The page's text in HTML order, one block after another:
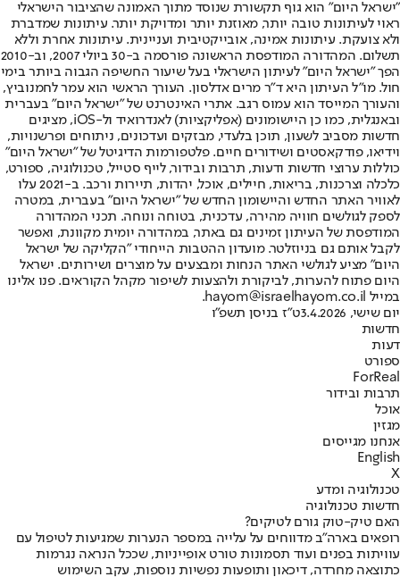
"ישראל היום" הוא גוף תקשורת שנוסד מתוך האמונה שהציבור הישראלי
ראוי לעיתונות טובה יותר, מאוזנת יותר ומדויקת יותר. עיתונות שמדברת
ולא צועקת. עיתונות אמינה, אובייקטיבית ועניינית. עיתונות אחרת וללא
תשלום. המהדורה המודפסת הראשונה פורסמה ב-30 ביולי 2007, וב-2010
הפך "ישראל היום" לעיתון הישראלי בעל שיעור החשיפה הגבוה ביותר בימי
חול. מו"ל העיתון היא ד"ר מרים אדלסון. העורך הראשי הוא עמר לחמנוביץ,
והעורך המייסד הוא עמוס רגב. אתרי האינטרנט של "ישראל היום" בעברית
ובאנגלית, כמו כן היישומונים (אפליקציות) לאנדרואיד ול-iOS, מציגים
חדשות מסביב לשעון, תוכן בלעדי, מבזקים ועדכונים, ניתוחים ופרשנויות,
וידיאו, פודקאסטים ושידורים חיים. פלטפורמות הדיגיטל של "ישראל היום"
כוללות ערוצי חדשות ודעות, תרבות ובידור, לייף סטייל, טכנולוגיה, ספורט,
כלכלה וצרכנות, בריאות, חיילים, אוכל, יהדות, תיירות ורכב. ב-2021 עלו
לאוויר האתר החדש והיישומון החדש של "ישראל היום" בעברית, במטרה
לספק לגולשים חוויה מהירה, עדכנית, בטוחה ונוחה. תכני המהדורה
המודפסת של העיתון זמינים גם באתר, במהדורה יומית מקוונת, ואפשר
לקבל אותם גם בניוזלטר. מועדון ההטבות הייחודי "הקליקה של ישראל
היום" מציע לגולשי האתר הנחות ומבצעים על מוצרים ושירותים. ישראל
היום פתוח להערות, לביקורת ולהצעות לשיפור מקהל הקוראים. פנו אלינו
במייל hayom@israelhayom.co.il.
יום שישי, 3.4.2026
ט"ז בניסן תשפ"ו
חדשות
דעות
ספורט
ForReal
תרבות ובידור
אוכל
מגזין
אנחנו מגייסים
English
X
טכנולוגיה ומדע
חדשות טכנולוגיה
האם טיק-טוק גורם לטיקים?
רופאים בארה"ב מדווחים על עלייה במספר הנערות שמגיעות לטיפול עם
עוויתות בפנים ועוד תסמונות טורט אופייניות, שככל הנראה נגרמות
כתוצאה מחרדה, דיכאון ותופעות נפשיות נוספות, עקב השימוש